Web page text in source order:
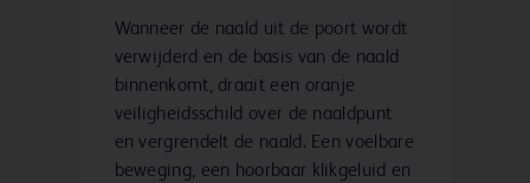
Wanneer de naald uit de poort wordt
verwijderd en de basis van de naald
binnenkomt, draait een oranje
veiligheidsschild over de naaldpunt
en vergrendelt de naald. Een voelbare
beweging, een hoorbaar klikgeluid en